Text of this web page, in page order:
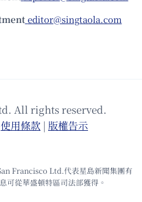
editor@singtaola.com
All rights reserved.
使⽤條款 | 版權告⽰
Francisco Ltd.代表星島新聞集團有
可從華盛頓特區司法部獲得。